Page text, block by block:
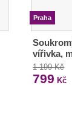
Praha
vířivka,
1 199 Kč
799 Kč